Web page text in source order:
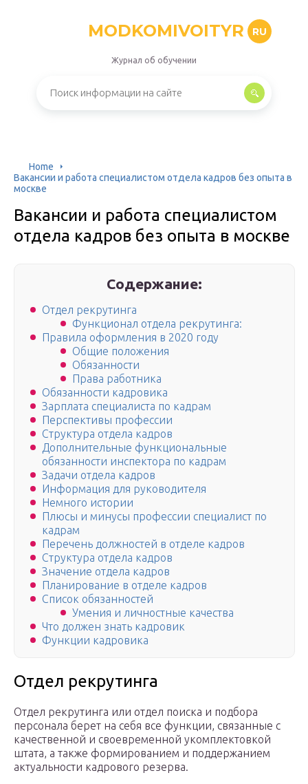
MODKOMIVOITYR RU
Журнал об обучении
Home
Вакансии и работа специалистом отдела кадров без опыта в
москве
Вакансии и работа специалистом
отдела кадров без опыта в москве
Содержание:
Отдел рекрутинга
Функционал отдела рекрутинга:
Правила оформления в 2020 году
Общие положения
Обязанности
Права работника
Обязанности кадровика
Зарплата специалиста по кадрам
Перспективы профессии
Структура отдела кадров
Дополнительные функциональные
обязанности инспектора по кадрам
Задачи отдела кадров
Информация для руководителя
Немного истории
Плюсы и минусы профессии специалист по
кадрам
Перечень должностей в отделе кадров
Структура отдела кадров
Значение отдела кадров
Планирование в отделе кадров
Список обязанностей
Умения и личностные качества
Что должен знать кадровик
Функции кадровика
Отдел рекрутинга
Отдел рекрутинга или отдел поиска и подбора
персонала берет на себя все функции, связанные с
качественной и своевременной укомплектовкой
штата, а также формированием и поддержанием
актуальности кадрового резерва.